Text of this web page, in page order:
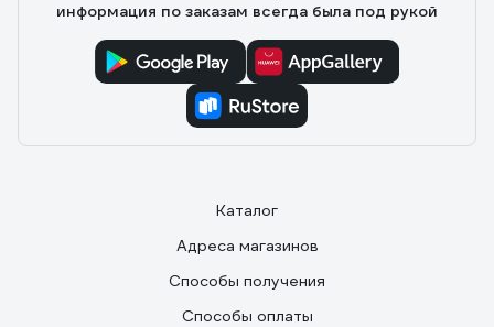
информация по заказам всегда была под рукой
Каталог
Адреса магазинов
Способы получения
Способы оплаты